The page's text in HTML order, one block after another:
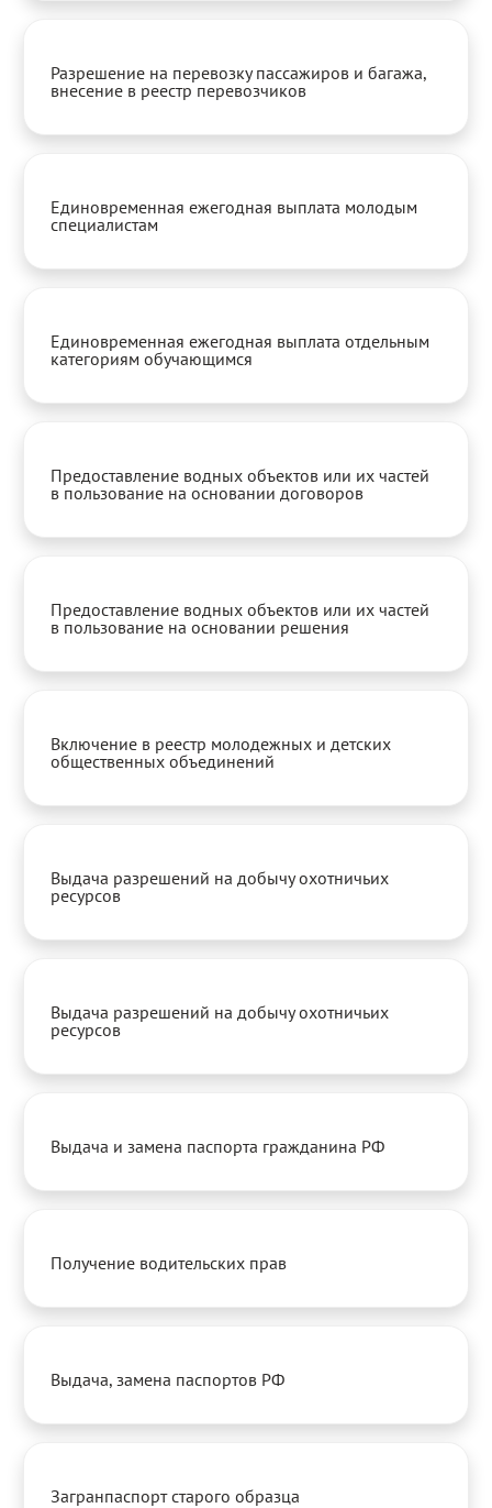
Разрешение на перевозку пассажиров и багажа,
внесение в реестр перевозчиков
Единовременная ежегодная выплата молодым
специалистам
Единовременная ежегодная выплата отдельным
категориям обучающимся
Предоставление водных объектов или их частей
в пользование на основании договоров
Предоставление водных объектов или их частей
в пользование на основании решения
Включение в реестр молодежных и детских
общественных объединений
Выдача разрешений на добычу охотничьих
ресурсов
Выдача разрешений на добычу охотничьих
ресурсов
Выдача и замена паспорта гражданина РФ
Получение водительских прав
Выдача, замена паспортов РФ
Загранпаспорт старого образца